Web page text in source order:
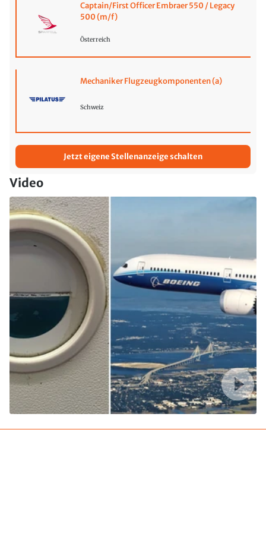
Captain/First Officer Embraer 550 / Legacy
500 (m/f)
Österreich
Mechaniker Flugzeugkomponenten (a)
Schweiz
Jetzt eigene Stellenanzeige schalten
Video